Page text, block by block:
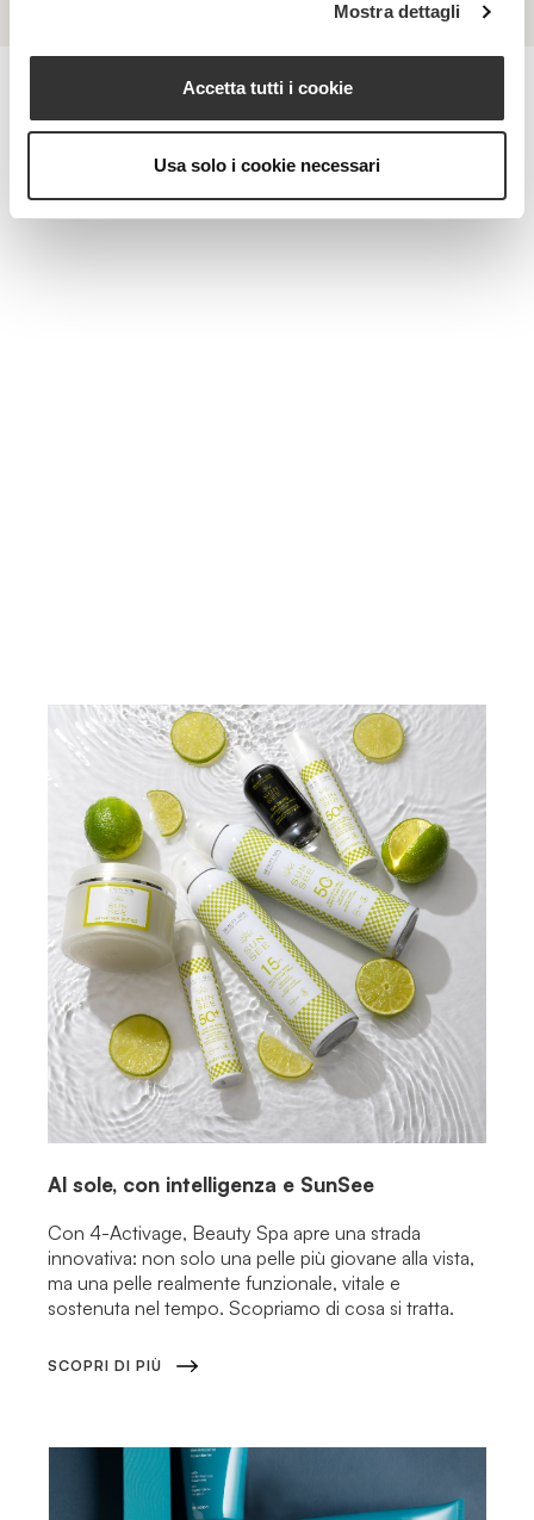
Mostra dettagli
Accetta tutti i cookie
Usa solo i cookie necessari
MAGAZINE
Al sole, con intelligenza e SunSee
Con 4-Activage, Beauty Spa apre una strada
innovativa: non solo una pelle più giovane alla vista,
ma una pelle realmente funzionale, vitale e
sostenuta nel tempo. Scopriamo di cosa si tratta.
SCOPRI DI PIÙ